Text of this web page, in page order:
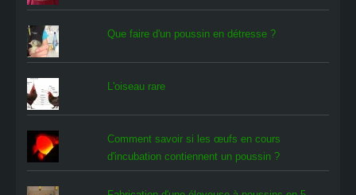
Que faire d'un poussin en détresse ?
L'oiseau rare
Comment savoir si les œufs en cours
d'incubation contiennent un poussin ?